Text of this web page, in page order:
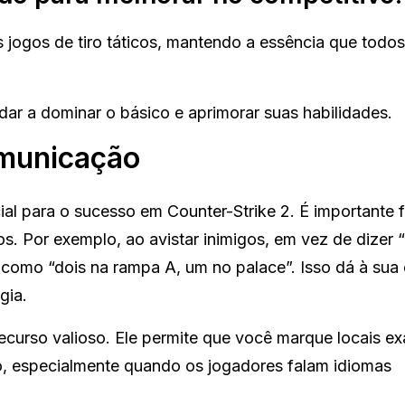
de tiro táticos, mantendo a essência que
a dominar o básico e aprimorar suas habilidades.
para o sucesso em Counter-Strike 2. É importante
Por exemplo, ao avistar inimigos, em vez de dizer
“dois na rampa A, um no palace”. Isso dá à sua
valioso. Ele permite que você marque locais
quando os jogadores falam idiomas